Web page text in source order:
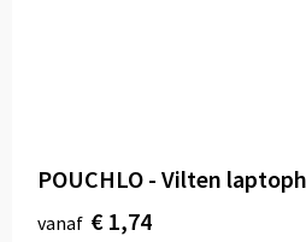
POUCHLO - Vilten
vanaf € 1,74